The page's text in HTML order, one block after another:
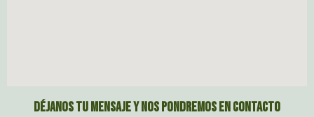
Déjanos tu mensaje y nos pondremos en contacto